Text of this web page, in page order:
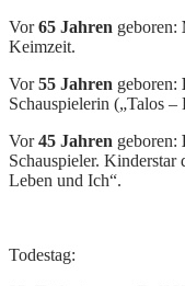
Vor65 Jahren geboren:
Keimzeit.
Vor55 Jahren geboren:
Schauspielerin („Talos
Vor45 Jahren geboren:
Schauspieler.
Leben und Ich“.
Todestag: